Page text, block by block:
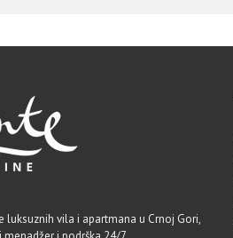
luksuznih vila i apartmana u Crnoj Gori,